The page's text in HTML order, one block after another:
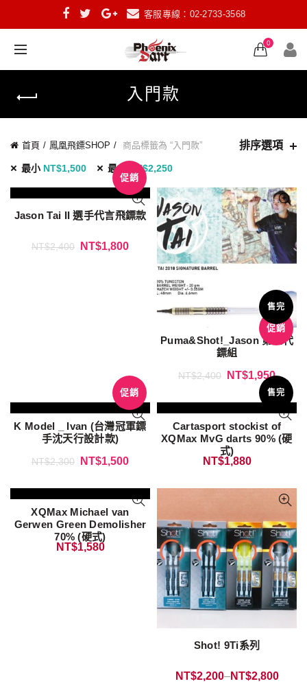
客服專線：02-2733-3568
0
入門款
首頁 鳳凰飛鏢SHOP 商品標籤為 “入門款” 排序選項
最小 NT$1,500 最大 NT$2,250
促銷
Jason Tai II 選手代言飛鏢款
NT$2,400 NT$1,800
促銷
售完
Puma&Shot!_Jason 第三代
鏢組
NT$2,400 NT$1,950
促銷
K Model _ Ivan (台灣冠軍鏢
手沈天行設計款)
NT$2,300 NT$1,500
售完
Cartasport stockist of
XQMax MvG darts 90% (硬
式)
NT$1,880
XQMax Michael van
Gerwen Green Demolisher
70% (硬式)
NT$1,580
Shot! 9Ti系列
NT$2,200–NT$2,800